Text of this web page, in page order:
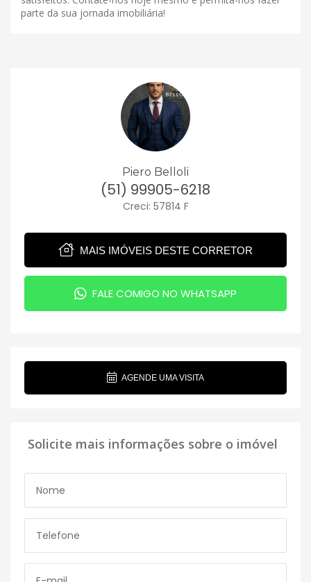
parte da sua jornada imobiliária!
Piero Belloli
(51) 99905-6218
Creci: 57814 F
MAIS IMÓVEIS DESTE CORRETOR
FALE COMIGO NO WHATSAPP
AGENDE UMA VISITA
Solicite mais informações sobre o imóvel